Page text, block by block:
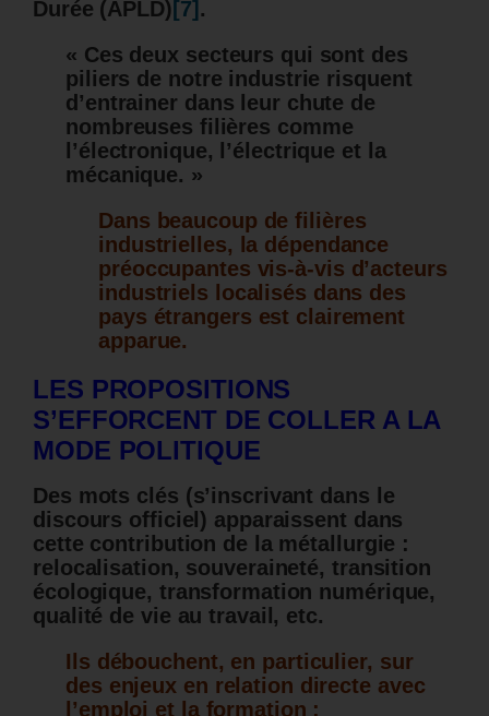
Durée (APLD) [7] .
« Ces deux secteurs qui sont des
piliers de notre industrie risquent
d’entrainer dans leur chute de
nombreuses filières comme
l’électronique, l’électrique et la
mécanique. »
Dans beaucoup de filières
industrielles, la dépendance
préoccupantes vis-à-vis d’acteurs
industriels localisés dans des
pays étrangers est clairement
apparue.
LES PROPOSITIONS
S’EFFORCENT DE COLLER A LA
MODE POLITIQUE
Des mots clés (s’inscrivant dans le
discours officiel) apparaissent dans
cette contribution de la métallurgie :
relocalisation, souveraineté, transition
écologique, transformation numérique,
qualité de vie au travail, etc.
Ils débouchent, en particulier, sur
des enjeux en relation directe avec
l’emploi et la formation :